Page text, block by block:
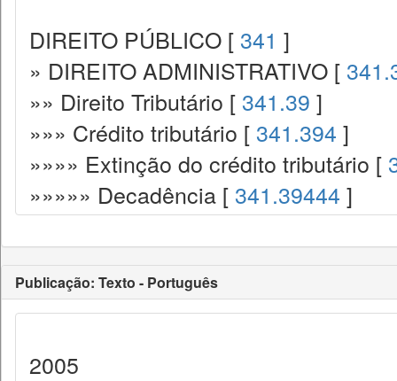
DIREITO PÚBLICO [ 341 ]
» DIREITO ADMINISTRATIVO [
»» Direito Tributário [ 341.39 ]
»»» Crédito tributário [ 341.394 ]
»»»» Extinção do crédito tributário [
»»»»» Decadência [ 341.39444 ]
Publicação: Texto - Português
2005